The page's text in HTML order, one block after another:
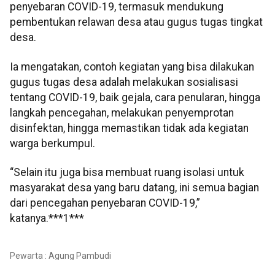
penyebaran COVID-19, termasuk mendukung
pembentukan relawan desa atau gugus tugas tingkat
desa.
Ia mengatakan, contoh kegiatan yang bisa dilakukan
gugus tugas desa adalah melakukan sosialisasi
tentang COVID-19, baik gejala, cara penularan, hingga
langkah pencegahan, melakukan penyemprotan
disinfektan, hingga memastikan tidak ada kegiatan
warga berkumpul.
“Selain itu juga bisa membuat ruang isolasi untuk
masyarakat desa yang baru datang, ini semua bagian
dari pencegahan penyebaran COVID-19,”
katanya.***1***
Pewarta : Agung Pambudi